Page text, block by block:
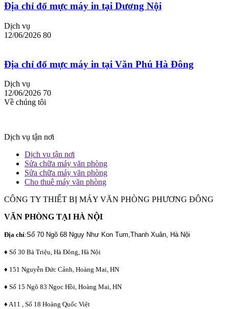
Địa chỉ đổ mực máy in tại Dương Nội
Dịch vụ
12/06/2026 80
Địa chỉ đổ mực máy in tại Văn Phú Hà Đông
Dịch vụ
12/06/2026 70
Về chúng tôi
Dịch vụ tận nơi
Dịch vụ tận nơi
Sửa chữa máy văn phòng
Sửa chữa máy văn phòng
Cho thuê máy văn phòng
CÔNG TY THIẾT BỊ MÁY VĂN PHÒNG PHƯƠNG ĐÔNG
VĂN PHÒNG TẠI HÀ NỘI
Địa chỉ:Số 70 Ngõ 68 Ngụy Như Kon Tum,Thanh Xuân, Hà Nội
♦ Số 30 Bà Triệu, Hà Đông, Hà Nội
♦ 151 Nguyễn Đức Cảnh, Hoàng Mai, HN
♦ Số 15 Ngõ 83 Ngọc Hồi, Hoàng Mai, HN
♦ A11 , Số 18 Hoàng Quốc Việt